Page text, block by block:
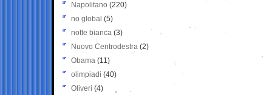
Napolitano (220)
no global (5)
notte bianca (3)
Nuovo Centrodestra (2)
Obama (11)
olimpiadi (40)
Oliveri (4)